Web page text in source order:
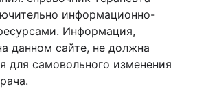
информационно-
Информация,
данном сайте, не должна
для самовольного изменения